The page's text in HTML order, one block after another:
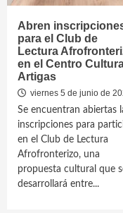
Abren
para el Club de
Lectura
en el Centro
Artigas
viernes 5 de junio de
Se encuentran abiertas
inscripciones para
en el Club de Lectura
Afrofronterizo, una
propuesta cultural que
desarrollará entre...